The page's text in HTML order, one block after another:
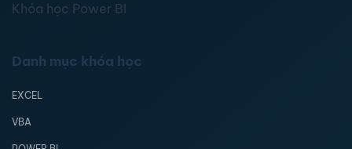
Khóa học Power BI
Danh mục khóa học
EXCEL
VBA